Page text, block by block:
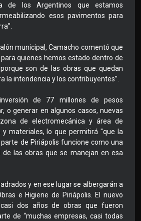
de los Argentinos que estamos
esos pavimentos para
municipal, Camacho comentó que
quienes hemos estado dentro de
son de las obras que quedan
la intendencia y los contribuyentes”.
de 77 millones de pesos
o generar en algunos casos, nuevas
de electromecánica y área de
y materiales, lo que permitirá "que la
de Piriápolis funcione como una
de las obras que se manejan en esa
y en ese lugar se albergarán a
e Higiene de Piriápolis. El nuevo
dos años de obras que fueron
de “muchas empresas, casi todas